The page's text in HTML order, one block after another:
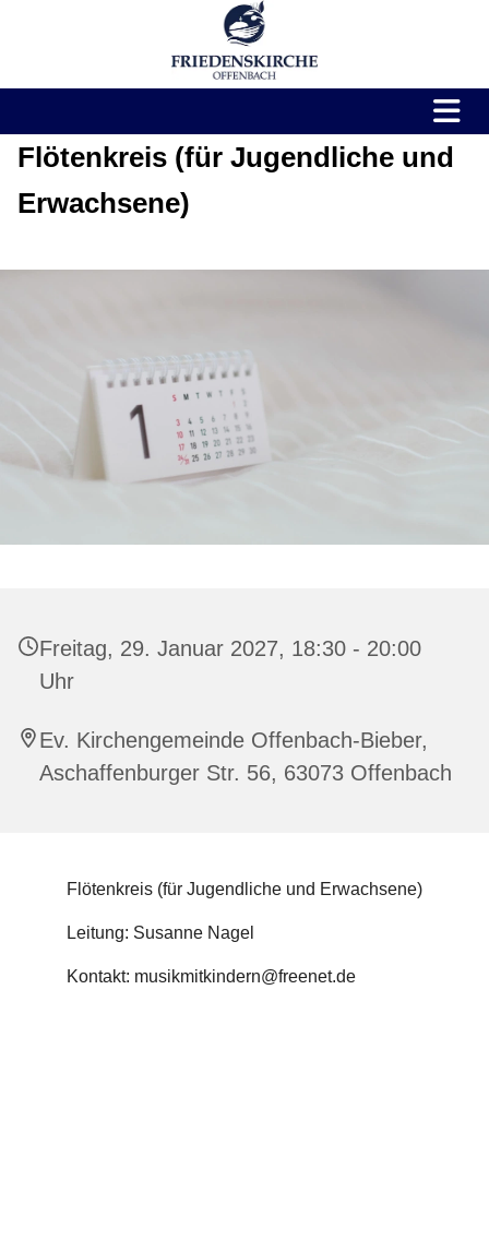
Flötenkreis (für Jugendliche und
Erwachsene)
Freitag, 29. Januar 2027, 18:30 - 20:00
Uhr
Ev. Kirchengemeinde Offenbach-Bieber,
Aschaffenburger Str. 56, 63073 Offenbach
Flötenkreis (für Jugendliche und Erwachsene)
Leitung: Susanne Nagel
Kontakt: musikmitkindern@freenet.de